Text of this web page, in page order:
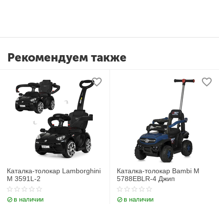
Рекомендуем также
Каталка-толокар Lamborghini
M 3591L-2
в наличии
Каталка-толокар Bambi M
5788EBLR-4 Джип
в наличии